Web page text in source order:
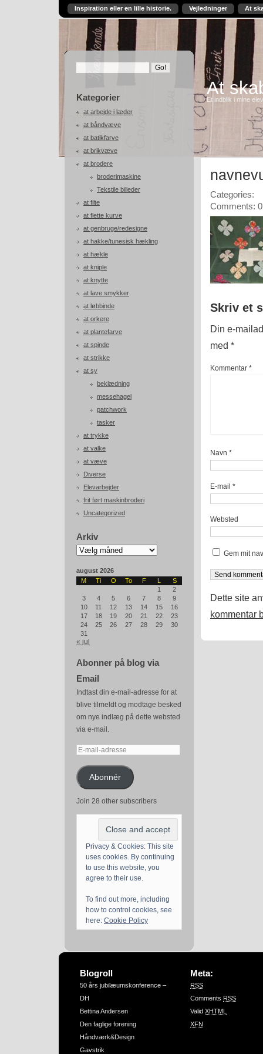
Inspiration eller en lille historie. Vejledninger At
Kategorier
at arbejde i læder
at båndvæve
at batikfarve
at brikvæve
at brodere
broderimaskine
Tekstile billeder
at filte
at flette kurve
at genbruge/redesigne
at hakke/tunesisk hækling
at hækle
at kniple
at knytte
at lave smykker
at løbbinde
at orkere
at plantefarve
at spinde
at strikke
at sy
beklædning
messehagel
patchwork
tasker
at trykke
at valke
at væve
Diverse
Elevarbejder
frit ført maskinbroderi
Uncategorized
Arkiv
Arkiv
august 2026
M
Ti O To F L
S
1
2
3
4 5 6 7 8
9
10
11 12 13 14 15
16
17
18 19 20 21 22
23
24
25 26 27 28 29
30
31
« jul
Abonner på blog via
Email
Indtast din e-mail-adresse for at
blive tilmeldt og modtage besked
om nye indlæg på dette websted
via e-mail.
E-
adresseAbonnér
Join 28 other subscribers
Privacy & Cookies: This site
uses cookies. By continuing
to use this website, you
agree to their use.
To find out more, including
how to control cookies, see
here: Cookie Policy
At
Et indblik i mine
Categories:
Comments: 0
Skriv et
Din e-
med *
Kommentar *
Navn *
E-mail *
Websted
Gem mit
Dette site
kommentar
Blogroll
50 års jubilæumskonference –
DH
Bettina Andersen
Den faglige forening
Håndværk&Design
Gavstrik
Meta:
RSS
Comments RSS
Valid XHTML
XFN